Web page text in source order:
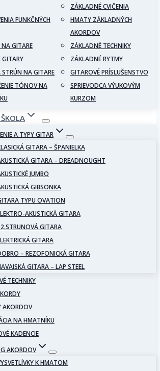
FUNKČNÝCH
GITARE
GITARY
STRÚN NA GITARE
TÓNOV NA
ZÁKLADNÉ CVIČENIA
HMATY ZÁKLADNÝCH
AKORDOV
ZÁKLADNÉ TECHNIKY
ZÁKLADNÉ RYTMY
GITAROVÉ PRÍSLUŠENSTVO
SPRIEVODCA VÝUKOVÝM
KURZOM
A TYPY GITAR
GITARA – ŠPANIELKA
GITARA – DREADNOUGHT
JUMBO
GIBSONKA
TYPU OVATION
AKUSTICKÁ GITARA
GITARA
GITARA
– REZOFONICKÁ GITARA
GITARA – LAP STEEL
TECHNIKY
AKORDOV
NA HMATNÍKU
KADENCIE
AKORDOV
K HMATOM